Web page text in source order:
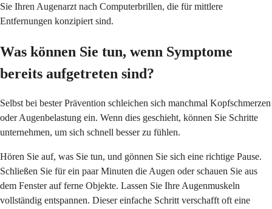
Sie Ihren Augenarzt nach Computerbrillen, die für mittlere
Entfernungen konzipiert sind.
Was können Sie tun, wenn Symptome
bereits aufgetreten sind?
Selbst bei bester Prävention schleichen sich manchmal Kopfschmerzen
oder Augenbelastung ein. Wenn dies geschieht, können Sie Schritte
unternehmen, um sich schnell besser zu fühlen.
Hören Sie auf, was Sie tun, und gönnen Sie sich eine richtige Pause.
Schließen Sie für ein paar Minuten die Augen oder schauen Sie aus
dem Fenster auf ferne Objekte. Lassen Sie Ihre Augenmuskeln
vollständig entspannen. Dieser einfache Schritt verschafft oft eine